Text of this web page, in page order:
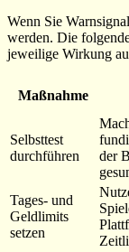
Wenn Sie
werden. Die
jeweilige Wirkung
Maßnahme
Selbsttest
durchführen
der
Tages- und
Geldlimits
setzen